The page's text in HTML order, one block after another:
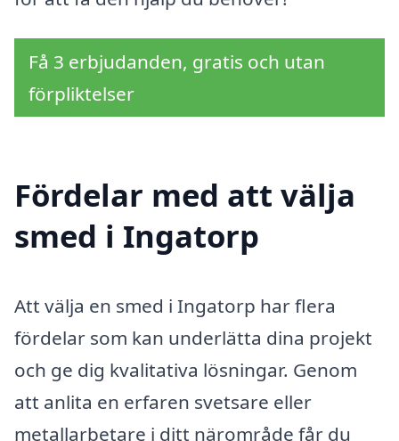
Få 3 erbjudanden, gratis och utan
förpliktelser
Fördelar med att välja
smed i Ingatorp
Att välja en smed i Ingatorp har flera
fördelar som kan underlätta dina projekt
och ge dig kvalitativa lösningar. Genom
att anlita en erfaren svetsare eller
metallarbetare i ditt närområde får du